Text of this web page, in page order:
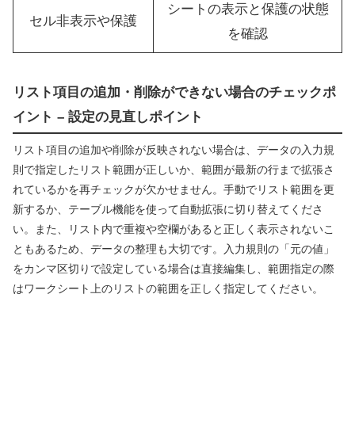
セル非表示や保護
シートの表示と保護の状態
を確認
リスト項目の追加・削除ができない場合のチェックポ
イント – 設定の見直しポイント
リスト項目の追加や削除が反映されない場合は、データの入力規
則で指定したリスト範囲が正しいか、範囲が最新の行まで拡張さ
れているかを再チェックが欠かせません。手動でリスト範囲を更
新するか、テーブル機能を使って自動拡張に切り替えてくださ
い。また、リスト内で重複や空欄があると正しく表示されないこ
ともあるため、データの整理も大切です。入力規則の「元の値」
をカンマ区切りで設定している場合は直接編集し、範囲指定の際
はワークシート上のリストの範囲を正しく指定してください。